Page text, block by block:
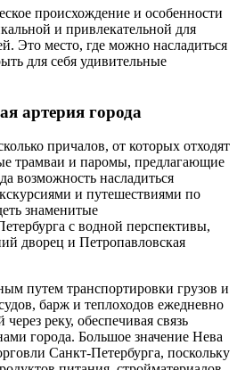
происхождение и особенности
и привлекательной для
Это место, где можно насладиться
для себя удивительные
артерия города
причалов, от которых отходят
трамваи и паромы, предлагающие
возможность насладиться
и путешествиями по
знаменитые
с водной перспективы,
дворец и Петропавловская
путем транспортировки грузов и
барж и теплоходов ежедневно
реку, обеспечивая связь
города. Большое значение Нева
Санкт-Петербурга, поскольку